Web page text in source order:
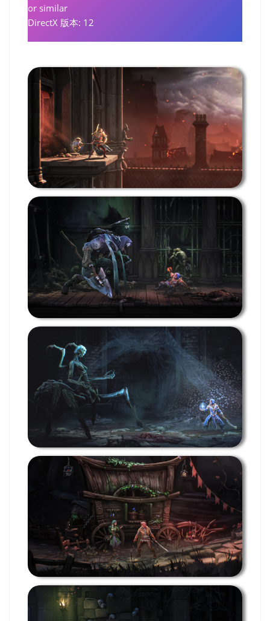
or similar
DirectX 版本: 12